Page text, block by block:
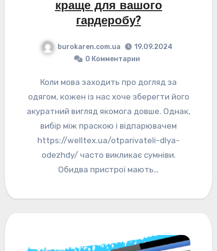
краще для вашого
гардеробу?
burokaren.com.ua
19.09.2024
0 Комментарии
Коли мова заходить про догляд за
одягом, кожен із нас хоче зберегти його
акуратний вигляд якомога довше. Однак,
вибір між праскою і відпарювачем
https://welltex.ua/otparivateli-dlya-
odezhdy/ часто викликає сумніви.
Обидва пристрої мають…